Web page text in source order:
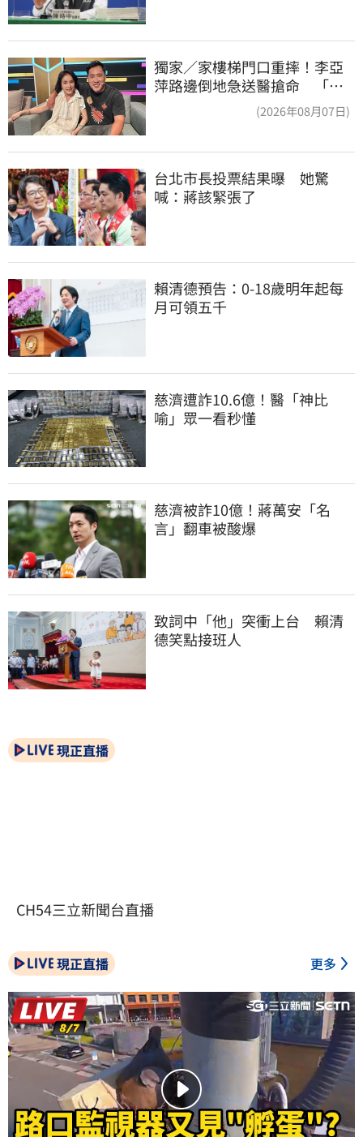
獨家／家樓梯門口重摔！李亞
萍路邊倒地急送醫搶命 「最
(2026年08月07日)
台北市長投票結果曝　她驚
喊：蔣該緊張了
賴清德預告：0-18歲明年起每
月可領五千
慈濟遭詐10.6億！醫「神比
喻」眾一看秒懂
慈濟被詐10億！蔣萬安「名
言」翻車被酸爆
致詞中「他」突衝上台　賴清
德笑點接班人
現正直播
CH54三立新聞台直播
現正直播 更多